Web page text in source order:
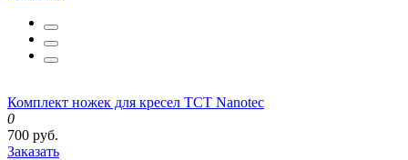
Комплект ножек для кресел TCT Nanotec
0
700 руб.
Заказать